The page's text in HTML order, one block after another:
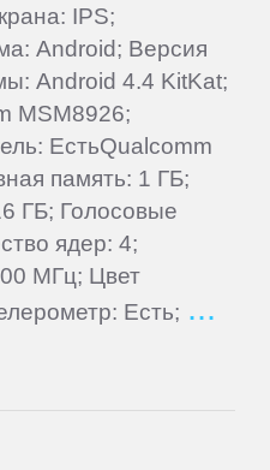
IPS;
Android; Версия
Android 4.4 KitKat;
MSM8926;
ЕстьQualcomm
память: 1 ГБ;
ГБ; Голосовые
ядер: 4;
МГц; Цвет
Есть;